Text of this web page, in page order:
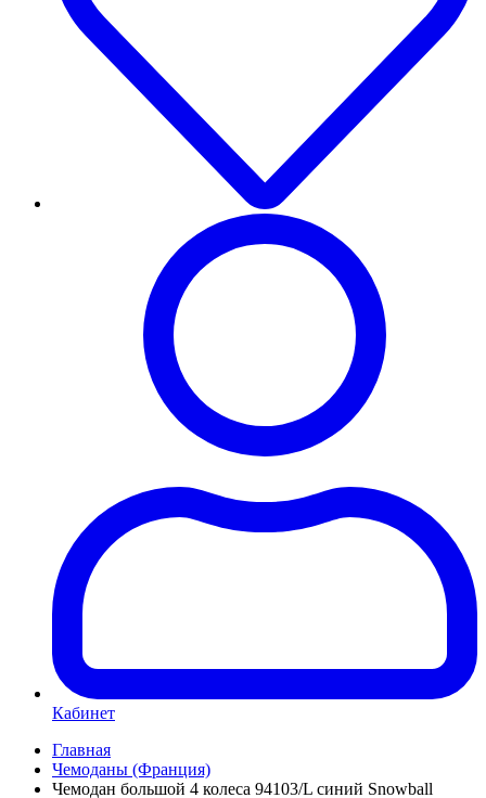
Кабинет
Главная
Чемоданы (Франция)
Чемодан большой 4 колеса 94103/L синий Snowball